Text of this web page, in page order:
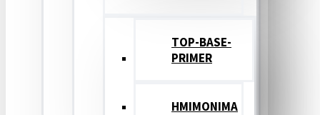
TOP-BASE-
PRIMER
ΗΜΙΜΟΝΙΜΑ